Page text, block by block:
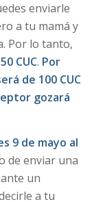
enviarle
a tu mamá y
Por lo tanto,
CUC. Por
de 100 CUC
gozará
9 de mayo al
de enviar una
un
a tu